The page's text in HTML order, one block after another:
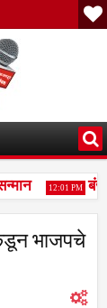
12:01 PM
भाजपचे